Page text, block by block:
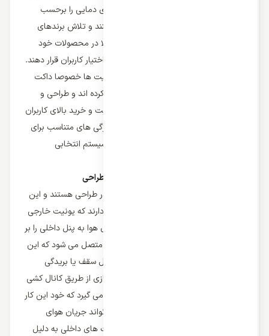
ها به بهترین شیوه توانسته اند تنظیم سازی دمایی را برحسب
شرایط آب و هوایی و محیطی کاربر ایجاد کنند و تلاش برندهای
مختلف این بوده است که با ایجاد تنوع بالا در محصولات خود
برترین نوع از این دستگاه ها را تولید و در اختیار کاربران قرار دهند.
در جدیدترین آپدیت کولر گازی داکت اسپلیت ها خصوصا داکت
اسپلیت های کانالی طرفداران بسیاری پیدا کرده اند و طراحی و
کارکرد بهینه این دستگاه دیلیل این محبوبیت و خرید بالای کاربران
می شود و اگر محیط مد نظر شما دارای ویژگی های متناسب برای
یک داکت اسپلیت باشد؛ انتخاب این نوع سیستم انتخابی
ویژگی های ظاهری و مشخصه های بارز در طراحی
داکت اسپلیت ها قبل از هر چیز شاهکاری در طراحی هستند و این
دستگاه از دو یونیت داخلی و خارجی برخوردارند که یونیت خارجی
موتور سیستم است و وظیفه تولید و انتقال هوا به پنل داخلی را بر
عهده دارد و به یونیت های داخلی سیستم متصل می شود که این
یونیت ها خروجی هایی هستند که در داخل سقف یا بریدگی
دیوارها جای می گیرند؛ پرتاب باد در کولر گازی از طریق کانال کشی
های موجود در سقف فضای مد نظر انجام می گیرد که خود این کار
نصب و راه اندازی پیچیده ای دارد اما می تواند جریان هوای
قدرتمندی را برای سیستم ایجاد کند. یونیت های داخلی به دلیل